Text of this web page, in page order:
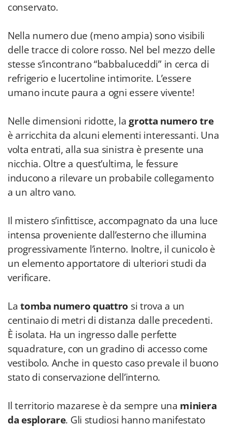
conservato.
Nella numero due (meno ampia) sono visibili
delle tracce di colore rosso. Nel bel mezzo delle
stesse s’incontrano “babbaluceddi” in cerca di
refrigerio e lucertoline intimorite. L’essere
umano incute paura a ogni essere vivente!
Nelle dimensioni ridotte, la grotta numero tre
è arricchita da alcuni elementi interessanti. Una
volta entrati, alla sua sinistra è presente una
nicchia. Oltre a quest’ultima, le fessure
inducono a rilevare un probabile collegamento
a un altro vano.
Il mistero s’infittisce, accompagnato da una luce
intensa proveniente dall’esterno che illumina
progressivamente l’interno. Inoltre, il cunicolo è
un elemento apportatore di ulteriori studi da
verificare.
La tomba numero quattro si trova a un
centinaio di metri di distanza dalle precedenti.
È isolata. Ha un ingresso dalle perfette
squadrature, con un gradino di accesso come
vestibolo. Anche in questo caso prevale il buono
stato di conservazione dell’interno.
Il territorio mazarese è da sempre una miniera
da esplorare. Gli studiosi hanno manifestato